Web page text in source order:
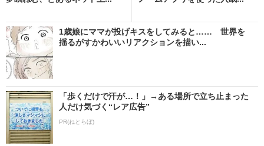
1歳娘にママが投げキスをしてみると…… 世界を
揺るがすかわいいリアクションを描い...
「歩くだけで汗が…！」→ある場所で立ち止まった
人だけ気づく“レア広告”
PR(ねとらぼ)